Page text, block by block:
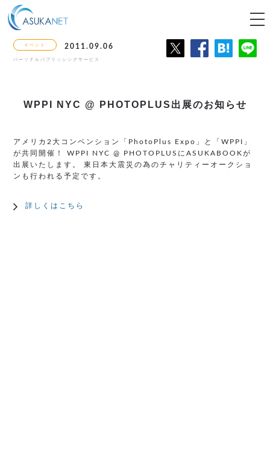
イベント 2011.09.06
パーソナルパブリッシングサービス
WPPI NYC @ PHOTOPLUS 出展のお知らせ
アメリカ2大コンベンション「PhotoPlus Expo」と「WPPI」
が共同開催！ WPPI NYC @ PHOTOPLUSにASUKABOOKが
出展いたします。 東日本大震災の為のチャリティーオークショ
ンも行われる予定です。
詳しくはこちら